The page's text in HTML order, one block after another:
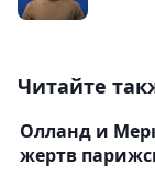
Читайте
Олланд и
жертв